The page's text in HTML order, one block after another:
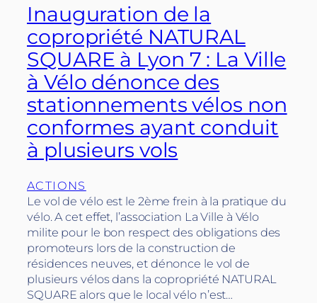
Inauguration de la
copropriété NATURAL
SQUARE à Lyon 7 : La Ville
à Vélo dénonce des
stationnements vélos non
conformes ayant conduit
à plusieurs vols
ACTIONS
Le vol de vélo est le 2ème frein à la pratique du
vélo. A cet effet, l’association La Ville à Vélo
milite pour le bon respect des obligations des
promoteurs lors de la construction de
résidences neuves, et dénonce le vol de
plusieurs vélos dans la copropriété NATURAL
SQUARE alors que le local vélo n’est…